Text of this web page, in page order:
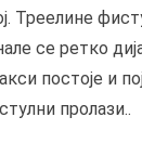
Треелине
се ретко
постоје и
пролази..